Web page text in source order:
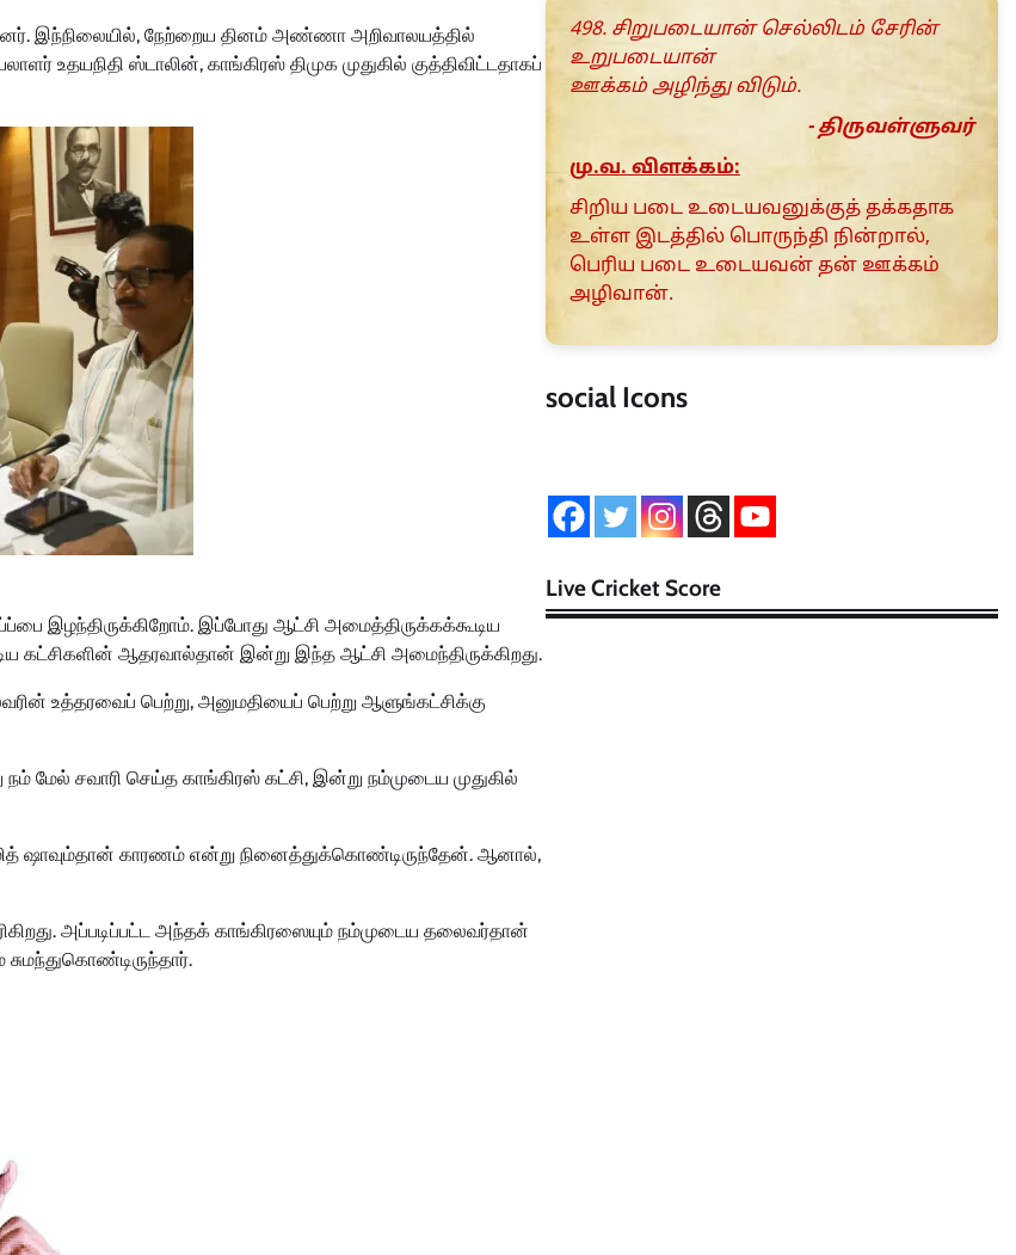
இந்நிலையில், நேற்றைய தினம் அண்ணா அறிவாலயத்தில்
உதயநிதி ஸ்டாலின், காங்கிரஸ் திமுக முதுகில் குத்திவிட்டதாகப்
இழந்திருக்கிறோம். இப்போது ஆட்சி அமைத்திருக்கக்கூடிய
கட்சிகளின் ஆதரவால்தான் இன்று இந்த ஆட்சி அமைந்திருக்கிறது.
உத்தரவைப் பெற்று, அனுமதியைப் பெற்று ஆளுங்கட்சிக்கு
மேல் சவாரி செய்த காங்கிரஸ் கட்சி, இன்று நம்முடைய முதுகில்
ஷாவும்தான் காரணம் என்று நினைத்துக்கொண்டிருந்தேன். ஆனால்,
அப்படிப்பட்ட அந்தக் காங்கிரஸையும் நம்முடைய தலைவர்தான்
498. சிறுபடையான் செல்லிடம் சேரின்
உறுபடையான்
ஊக்கம் அழிந்து விடும்.
- திருவள்ளுவர்
மு.வ. விளக்கம்:
சிறிய படை உடையவனுக்குத் தக்கதாக
உள்ள இடத்தில் பொருந்தி நின்றால்,
பெரிய படை உடையவன் தன் ஊக்கம்
அழிவான்.
social Icons
Live Cricket Score